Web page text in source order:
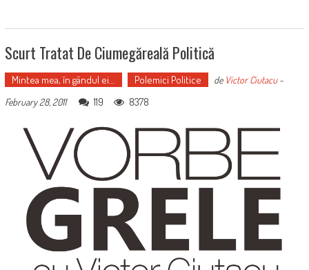
Scurt Tratat De Ciumegăreală Politică
Mintea mea, în gândul ei... Polemici Politice de Victor Ciutacu-
February 28, 2011
119 8378